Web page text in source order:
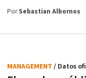
PorSebastian Albornos
MANAGEMENT / Datos